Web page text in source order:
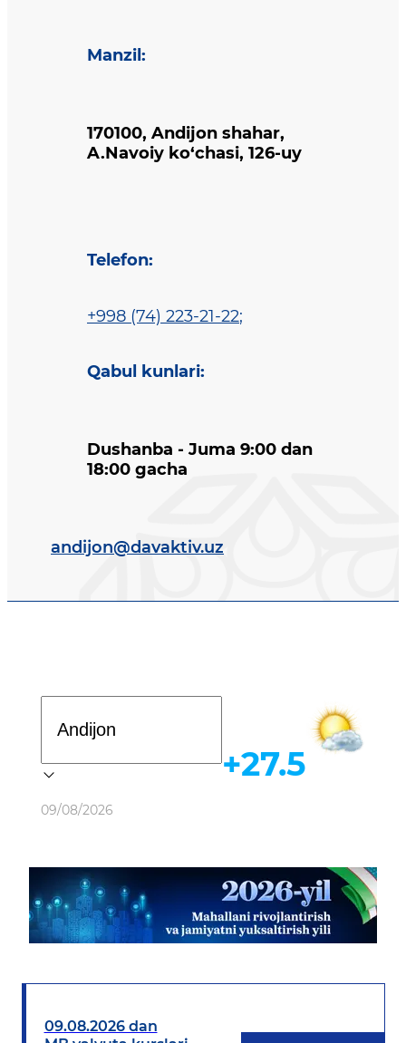
Manzil :
170100, Andijon shahar,
A.Navoiy ko‘chasi, 126-uy
Telefon:
+998 (74) 223-21-22;
Qabul kunlari:
Dushanba - Juma 9:00 dan
18:00 gacha
andijon@davaktiv.uz
Ob-havo
09/08/2026
+27.5
09.08.2026 dan